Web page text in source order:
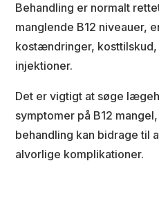
Behandling er normalt
manglende B12 niveauer,
kostændringer,
injektioner.
Det er vigtigt at søge
symptomer på B12
behandling kan bidrage til
alvorlige komplikationer.